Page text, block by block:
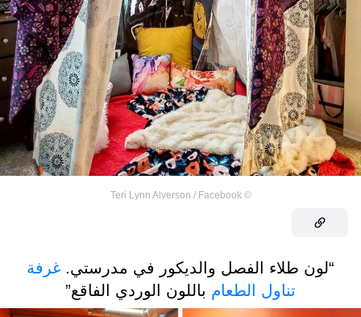
©
Teri Lynn Alverson / Facebook
“لون طلاء الفصل والديكور في مدرستي. غرفة
تناول الطعام باللون الوردي الفاقع”